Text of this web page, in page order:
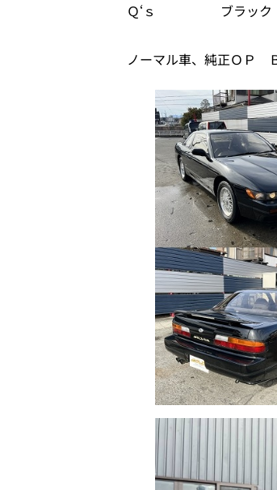
Ｑ‘ｓ ブラック
ノーマル車、純正ＯＰ